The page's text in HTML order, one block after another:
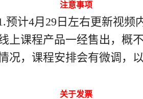
注意事项
预计4月29日左右更新视频
上课程产品一经售出，概
况，课程安排会有微调，
关于发票